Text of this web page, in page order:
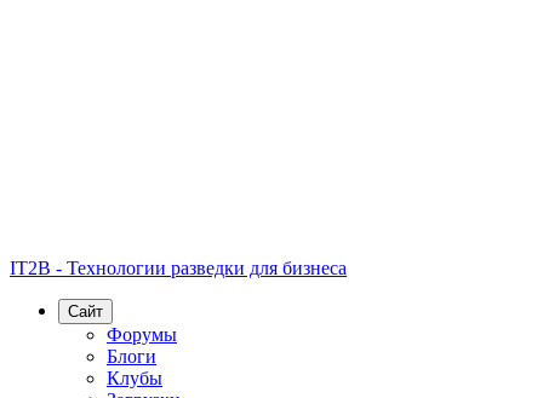
IT2B - Технологии разведки для бизнеса
Сайт
Форумы
Блоги
Клубы